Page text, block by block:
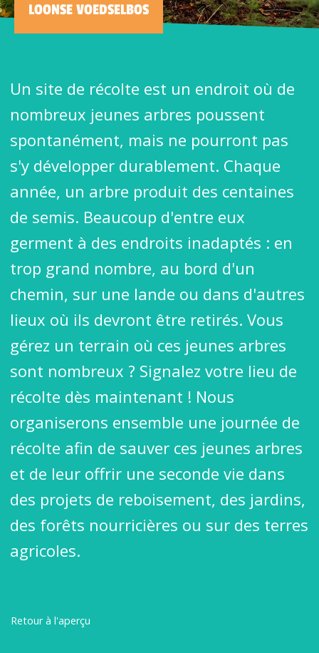
LOONSE VOEDSELBOS
Un site de récolte est un endroit où de
nombreux jeunes arbres poussent
spontanément, mais ne pourront pas
s'y développer durablement. Chaque
année, un arbre produit des centaines
de semis. Beaucoup d'entre eux
germent à des endroits inadaptés : en
trop grand nombre, au bord d'un
chemin, sur une lande ou dans d'autres
lieux où ils devront être retirés. Vous
gérez un terrain où ces jeunes arbres
sont nombreux ? Signalez votre lieu de
récolte dès maintenant ! Nous
organiserons ensemble une journée de
récolte afin de sauver ces jeunes arbres
et de leur offrir une seconde vie dans
des projets de reboisement, des jardins,
des forêts nourricières ou sur des terres
agricoles.
Retour à l'aperçu